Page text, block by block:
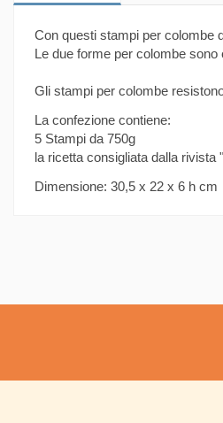
Con questi stampi per colombe
Le due forme per colombe
Gli stampi per colombe
La confezione contiene:
5 Stampi da 750g
la ricetta consigliata dalla rivista
Dimensione: 30,5 x 22 x 6 h cm